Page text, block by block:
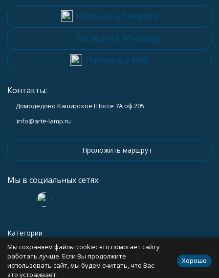
Написать в Telegram
Написать в Whatsapp
Написать в MAX
Контакты:
Домодедово Каширское Шоссе 7А оф 205
info@arte-lamp.ru
Проложить маршрут
Мы в социальных сетях:
Категории
Информация
Мы сохраняем файлы cookie: это помогает сайту
работать лучше. Если Вы продолжите
использовать сайт, мы будем считать, что Вас
это устраивает.
Хорошо